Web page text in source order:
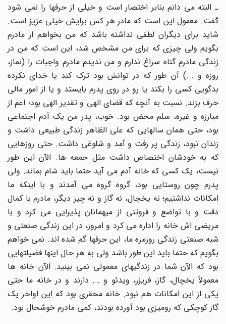
ـ البته می دانم بنابر اختصار است و خیلی از حرفها را نمی شود
گفت. معمول این است که مادر هر کس برایش خیلی عزیز است.
شاید برای دیگران لطفی نداشته باشد که من بخواهم از مادرم
بگویم ولی چیزی که برای من مشخص شد، این است که من در
زندگی مادرم گناه سراغ ندارم و من ندیدم مادرم واجبات را (نماز،
روزه و ...) آن طور که در توانش بود ترک کند یا خدای نکرده
بدگویی کسی را بکند یا رو در روی پدرم بایستد و یا از امور مالی
حرف بزند. نسبت به آنچه که قضای الهی و تقدیر الهی بود؛ اعم از
مبارزه و غیره، سلم محض بود. خوب، پدر من یک آدم اجتماعی
بود، حتی همان سالهایی که علی الظاهر زندگی طبیعی داشت و
زندان نبود، زندگی پر رفت و آمد و شلوغی داشت. حتی روزهایی
که به خودشان اختصاص داشت مثل جمعه ها. الآن این طور
نیست، یک کسی که خانه آدم می آید حتما باید شام بماند. ولی
پدرم چون روستایی بود، گروه گروه می آمدند و با اینکه ما
امکانات نداشتیم؛ نه یخچال، نه گاز و نه چیز دیگر، مادرم با کمال
دقت و با تواضع و فروتنی از میهمانان پذیرایی می کرد و با
مریضی اش خانه را اداره می کرد و امروز، در این زندگی صنعتی و
شبه صنعتی زندگی روزمره ما، این حرفها گم شده اند. نمی خواهم
بگویم که حتما باید این طور باشد ولی به هر حال اینها فضیلتهایی
بود که الآن شما در زندگیهای معمولی نمی بینید. الآن خانه ها
معمولاً یخچال، گاز، فریزر، ویدئو و ... دارند و در خانه ما حتی
یکی از این امکانات هم نبود. خانه محقری بود که این اواخر یک
گاز کوچکی که رومیزی بود آورده بودند، کمی مادرم خوشحال بود.